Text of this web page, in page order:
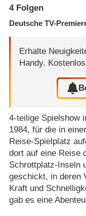
4Folgen
Deutsche TV-
Erhalte
Handy.
4-teilige Spielshow
1984, für die in
Reise-Spielplatz
dort auf eine Reise
Schrottplatz-Inseln
geschickt, in deren
Kraft und
gab es eine